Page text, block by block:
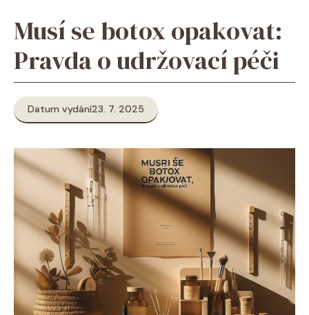
Musí se botox opakovat:
Pravda o udržovací péči
Datum vydání23. 7. 2025